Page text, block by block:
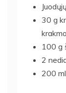
30 g
100 g
2
200